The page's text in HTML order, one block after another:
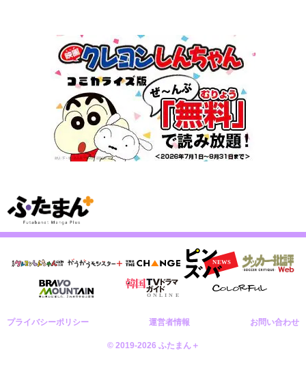
プライバシーポリシー 運営者情報 お問い合わせ
© 2019-2026 ふたまん＋